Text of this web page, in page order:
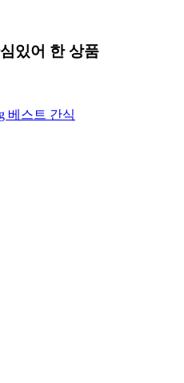
있어 한 상품
베스트 간식